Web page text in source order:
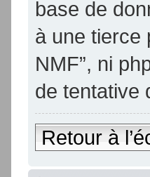
base de
à une tierce
NMF”, ni
de tentative
Retour à